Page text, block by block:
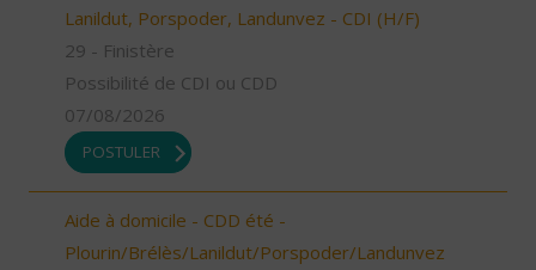
Lanildut, Porspoder, Landunvez - CDI (H/F)
29 - Finistère
Possibilité de CDI ou CDD
07/08/2026
POSTULER
Aide à domicile - CDD été -
Plourin/Brélès/Lanildut/Porspoder/Landunvez